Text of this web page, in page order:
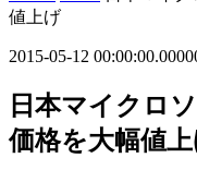
値上げ
2015-05-12
日本マイクロ
価格を大幅値